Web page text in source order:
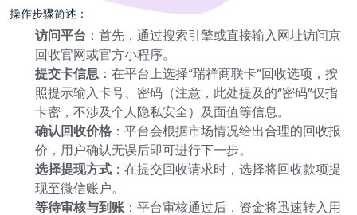
操作步骤简述：
访问平台 ：首先，通过搜索引擎或直接输入网址访问京
回收官网或官方小程序。
提交卡信息 ：在平台上选择“瑞祥商联卡”回收选项，按
照提示输入卡号、密码（注意，此处提及的“密码”仅指
卡密，不涉及个人隐私安全）及面值等信息。
确认回收价格 ：平台会根据市场情况给出合理的回收报
价，用户确认无误后即可进行下一步。
选择提现方式 ：在提交回收请求时，选择将回收款项提
现至微信账户。
等待审核与到账：平台审核通过后，资金将迅速转入用